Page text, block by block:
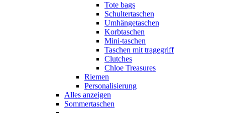
Tote bags
Schultertaschen
Umhängetaschen
Korbtaschen
Mini-taschen
Taschen mit tragegriff
Clutches
Chloe Treasures
Riemen
Personalisierung
Alles anzeigen
Sommertaschen